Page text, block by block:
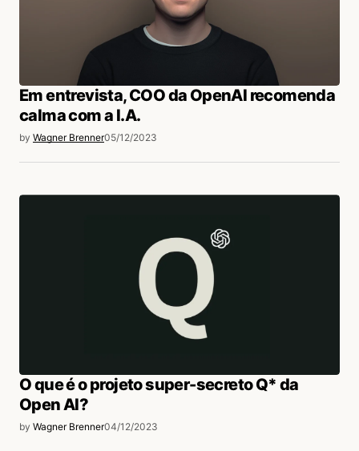
Em entrevista, COO da OpenAI recomenda
calma com a I.A.
by Wagner Brenner05/12/2023
O que é o projeto super-secreto Q* da
Open AI?
by Wagner Brenner04/12/2023